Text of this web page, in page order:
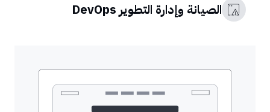
الصيانة وإدارة التطوير DevOps